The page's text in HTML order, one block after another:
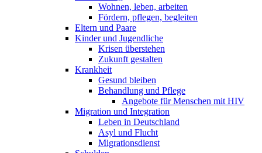
Wohnen, leben, arbeiten
Fördern, pflegen, begleiten
Eltern und Paare
Kinder und Jugendliche
Krisen überstehen
Zukunft gestalten
Krankheit
Gesund bleiben
Behandlung und Pflege
Angebote für Menschen mit HIV
Migration und Integration
Leben in Deutschland
Asyl und Flucht
Migrationsdienst